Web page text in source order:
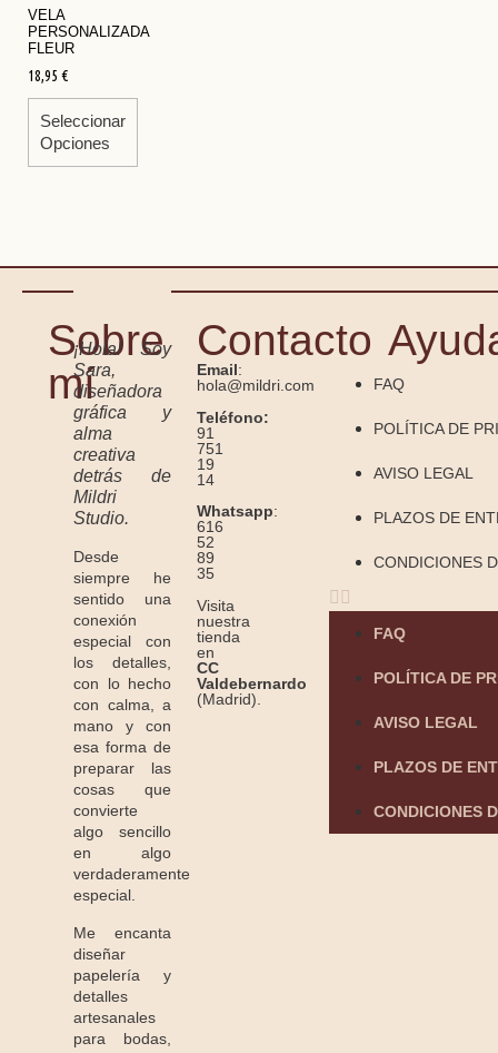
VELA
PERSONALIZADA
FLEUR
18,95 €
Seleccionar
Opciones
Sobre
mí
¡Hola! Soy
Sara,
diseñadora
gráfica y
alma
creativa
detrás de
Mildri
Studio.
Desde
siempre he
sentido una
conexión
especial con
los detalles,
con lo hecho
con calma, a
mano y con
esa forma de
preparar las
cosas que
convierte
algo sencillo
en algo
verdaderamente
especial.
Me encanta
diseñar
papelería y
detalles
artesanales
para bodas,
Contacto
Email:
hola@mildri.com
Teléfono:
91
751
19
14
Whatsapp:
616
52
89
35
Visita
nuestra
tienda
en
CC
Valdebernardo
(Madrid).
FAQ
POLÍTICA DE
AVISO LEGAL
PLAZOS DE
CONDICIONES
FAQ
POLÍTICA DE
AVISO LEGAL
PLAZOS DE
CONDICIONES